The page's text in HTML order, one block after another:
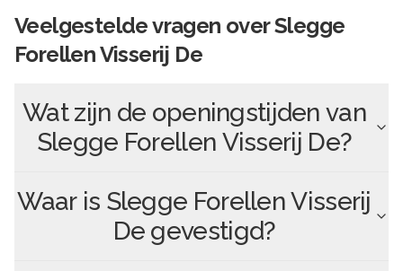
Veelgestelde vragen overSlegge
Forellen Visserij De
Wat zijn de openingstijden van
Slegge Forellen Visserij De?
Waar is Slegge Forellen Visserij
De gevestigd?